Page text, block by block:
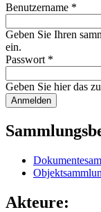
Benutzername *
Geben Sie Ihren
ein.
Passwort *
Geben Sie hier das
Akteure: